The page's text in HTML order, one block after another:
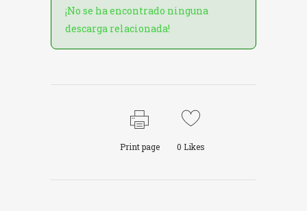
¡No se ha encontrado ninguna
descarga relacionada!
Print page 0 Likes